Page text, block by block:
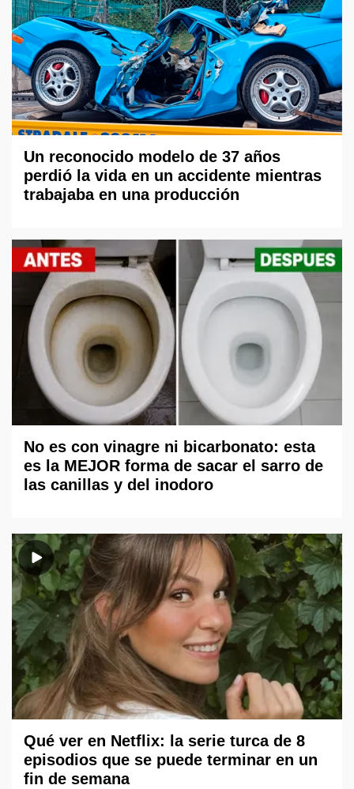
Un reconocido modelo de 37 años
perdió la vida en un accidente mientras
trabajaba en una producción
No es con vinagre ni bicarbonato: esta
es la MEJOR forma de sacar el sarro de
las canillas y del inodoro
Qué ver en Netflix: la serie turca de 8
episodios que se puede terminar en un
fin de semana